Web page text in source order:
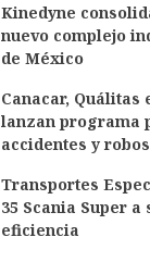
Kinedyne
nuevo complejo
de México
Canacar, Quálitas
lanzan programa
accidentes y
Transportes
35 Scania Super
eficiencia